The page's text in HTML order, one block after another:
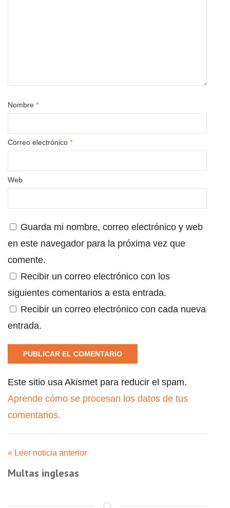
Nombre *
Correo electrónico *
Web
Guarda mi nombre, correo electrónico y web
en este navegador para la próxima vez que
comente.
Recibir un correo electrónico con los
siguientes comentarios a esta entrada.
Recibir un correo electrónico con cada nueva
entrada.
Este sitio usa Akismet para reducir el spam.
Aprende cómo se procesan los datos de tus
comentarios.
« Leer noticia anterior
Multas inglesas